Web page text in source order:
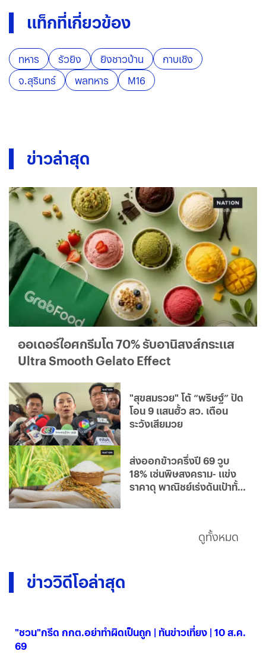
แท็กที่เกี่ยวข้อง
ทหาร รัวยิง ยิงชาวบ้าน
กาบเชิง
จ.สุรินทร์
พลทหาร M16
ข่าวล่าสุด
ออเดอร์ไอศกรีมโต 70% รับอานิสงส์กระแส
Ultra Smooth Gelato Effect
"สุขสมรวย" โต้ “พริษฐ์” ปัด
โอน 9 แสนฮั้ว สว. เตือน
ระวังเสียมวย
ส่งออกข้าวครึ่งปี 69 วูบ
18% เซ่นพิษสงคราม- แข่ง
ราคาดุ พาณิชย์เร่งดันเป้าทั้ง
ดูทั้งหมด
ข่าววิดีโอล่าสุด
"ชวน"กรีด กกต.อย่าทำผิดเป็นถูก | ทันข่าวเที่ยง | 10 ส.ค.
69